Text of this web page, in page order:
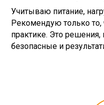
Учитываю питание,
Рекомендую только то,
практике. Это
безопасные и